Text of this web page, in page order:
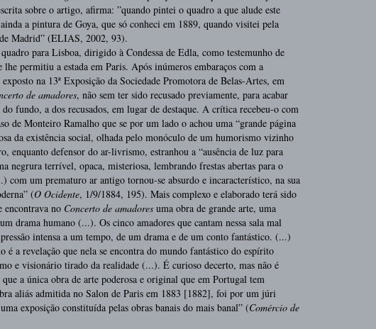
sobre o artigo, afirma: ”quando pintei o quadro a que alude este
a pintura de Goya, que só conheci em 1889, quando visitei pela
Madrid” (ELIAS, 2002, 93).
para Lisboa, dirigido à Condessa de Edla, como testemunho de
lhe permitiu a estada em Paris. Após inúmeros embaraços com a
na 13ª Exposição da Sociedade Promotora de Belas-Artes, em
de amadores, não sem ter sido recusado previamente, para acabar
fundo, a dos recusados, em lugar de destaque. A crítica recebeu-o com
de Monteiro Ramalho que se por um lado o achou uma “grande página
da existência social, olhada pelo monóculo de um humorismo vizinho
enquanto defensor do ar-livrismo, estranhou a “ausência de luz para
negrura terrível, opaca, misteriosa, lembrando frestas abertas para o
com um prematuro ar antigo tornou-se absurdo e incaracterístico, na sua
(O Ocidente, 1/9/1884, 195). Mais complexo e elaborado terá sido
encontrava no Concerto de amadores uma obra de grande arte, uma
drama humano (...). Os cinco amadores que cantam nessa sala mal
intensa a um tempo, de um drama e de um conto fantástico. (...)
é a revelação que nela se encontra do mundo fantástico do espírito
e visionário tirado da realidade (...). É curioso decerto, mas não é
a única obra de arte poderosa e original que em Portugal tem
aliás admitida no Salon de Paris em 1883 [1882], foi por um júri
exposição constituída pelas obras banais do mais banal” (Comércio de